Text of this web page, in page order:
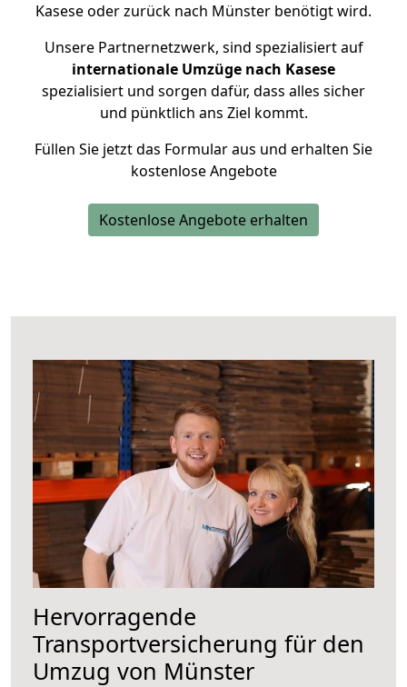
Kasese oder zurück nach Münster benötigt wird.
Unsere Partnernetzwerk, sind spezialisiert auf
internationale Umzüge nach Kasese
spezialisiert und sorgen dafür, dass alles sicher
und pünktlich ans Ziel kommt.
Füllen Sie jetzt das Formular aus und erhalten Sie
kostenlose Angebote
Kostenlose Angebote erhalten
Hervorragende
Transportversicherung für den
Umzug von Münster